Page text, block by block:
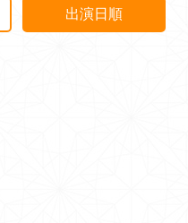
出演日順